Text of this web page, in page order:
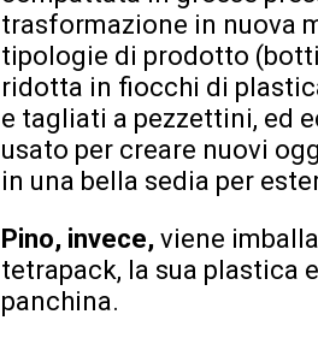
trasformazione in nuova
tipologie di prodotto
ridotta in fiocchi di
e tagliati a pezzettini, ed
usato per creare nuovi
in una bella sedia per
Pino, invece, viene
tetrapack, la sua plastica
panchina.